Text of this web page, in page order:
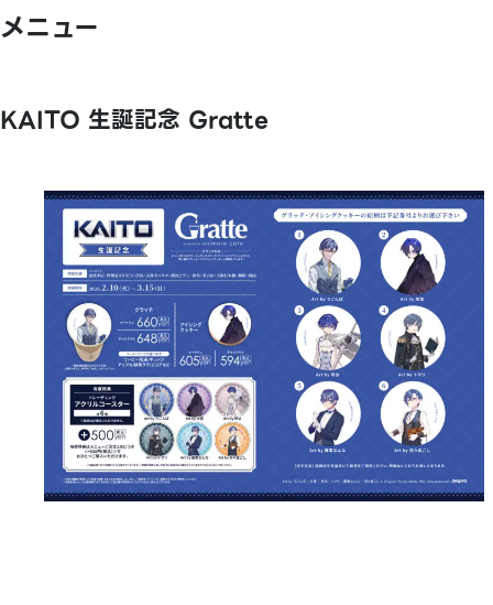
メニュー
KAITO 生誕記念 Gratte